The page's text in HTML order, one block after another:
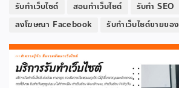
รับทำเว็บไซต์ สอนทำเว็บไซต์ รับทำ SEO
ลงโฆษณา Facebook
รับทำเว็บไซต์ขายของ